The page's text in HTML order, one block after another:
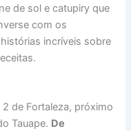
de sol e catupiry que
com os
incríveis sobre
de Fortaleza, próximo
Tauape. De